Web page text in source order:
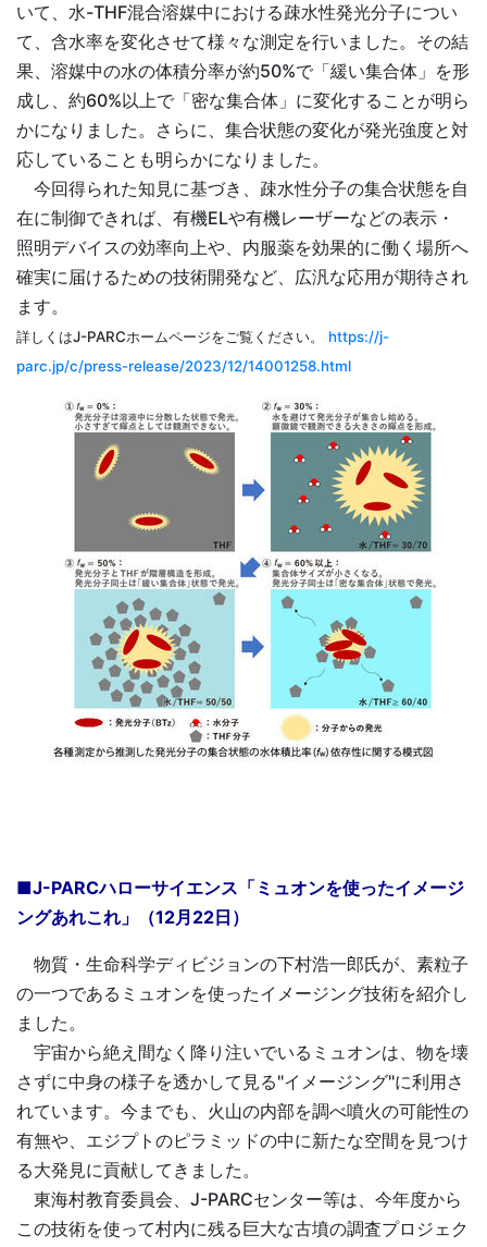
いて、水-THF混合溶媒中における疎水性発光分子につい
て、含水率を変化させて様々な測定を行いました。その結
果、溶媒中の水の体積分率が約50%で「緩い集合体」を形
成し、約60%以上で「密な集合体」に変化することが明ら
かになりました。さらに、集合状態の変化が発光強度と対
応していることも明らかになりました。
今回得られた知見に基づき、疎水性分子の集合状態を自
在に制御できれば、有機ELや有機レーザーなどの表示・
照明デバイスの効率向上や、内服薬を効果的に働く場所へ
確実に届けるための技術開発など、広汎な応用が期待され
ます。
詳しくはJ-PARCホームページをご覧ください。 https://j-
parc.jp/c/press-release/2023/12/14001258.html
■J-PARCハローサイエンス「ミュオンを使ったイメージ
ングあれこれ」（12月22日）
物質・生命科学ディビジョンの下村浩一郎氏が、素粒子
の一つであるミュオンを使ったイメージング技術を紹介し
ました。
宇宙から絶え間なく降り注いでいるミュオンは、物を壊
さずに中身の様子を透かして見る"イメージング"に利用さ
れています。今までも、火山の内部を調べ噴火の可能性の
有無や、エジプトのピラミッドの中に新たな空間を見つけ
る大発見に貢献してきました。
東海村教育委員会、J-PARCセンター等は、今年度から
この技術を使って村内に残る巨大な古墳の調査プロジェク